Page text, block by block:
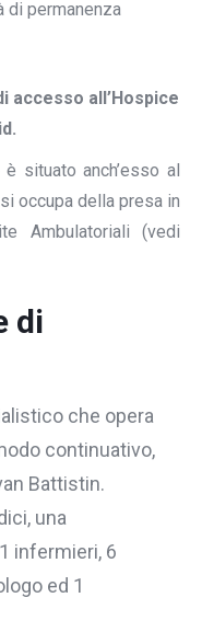
di permanenza
accesso all’Hospice
situato anch’esso al
occupa della presa in
Ambulatoriali (vedi
di
che opera
continuativo,
Battistin.
una
infermieri, 6
ed 1